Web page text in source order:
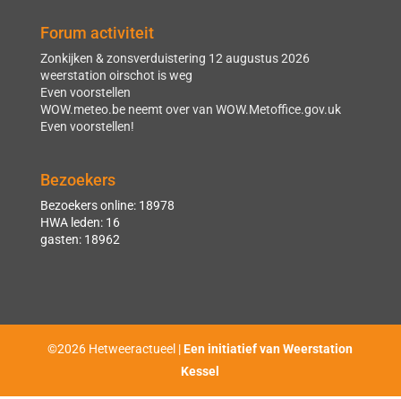
Forum activiteit
Zonkijken & zonsverduistering 12 augustus 2026
weerstation oirschot is weg
Even voorstellen
WOW.meteo.be neemt over van WOW.Metoffice.gov.uk
Even voorstellen!
Bezoekers
Bezoekers online: 18978
HWA leden: 16
gasten: 18962
©2026 Hetweeractueel |Een initiatief van Weerstation
Kessel